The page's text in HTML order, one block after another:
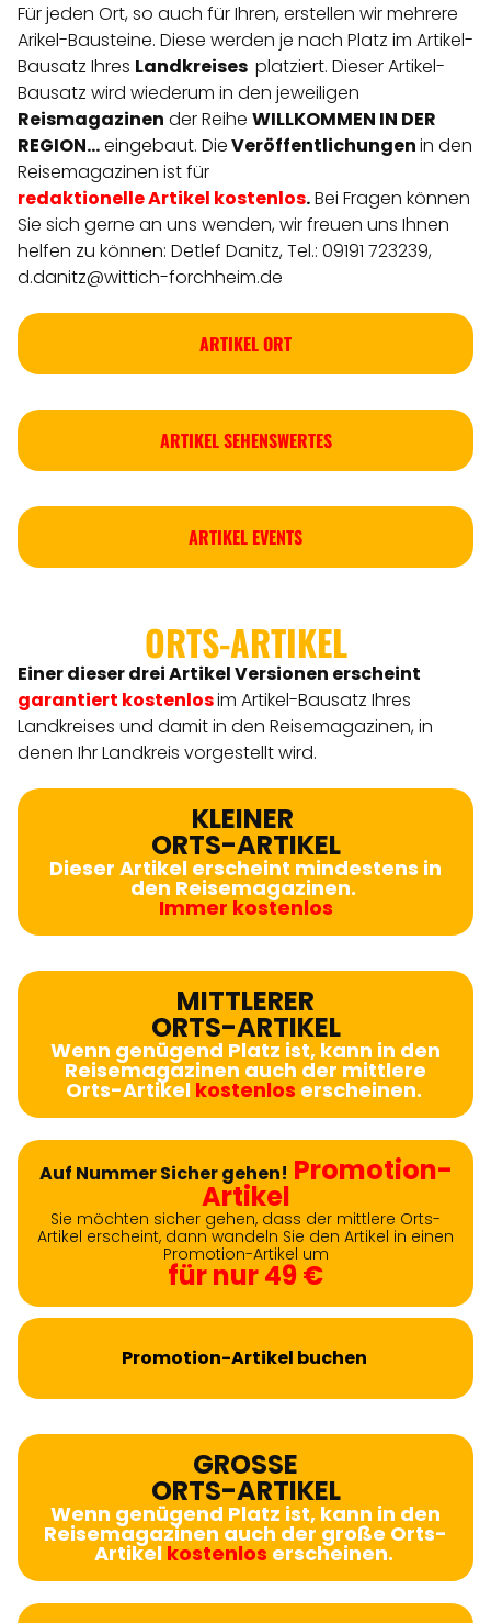
Für jeden Ort, so auch für Ihren, erstellen wir mehrere
Arikel-Bausteine. Diese werden je nach Platz im Artikel-
Bausatz Ihres Landkreises platziert. Dieser Artikel-
Bausatz wird wiederum in den jeweiligen
Reismagazinen der Reihe WILLKOMMEN IN DER
REGION...eingebaut. DieVeröffentlichungenin den
Reisemagazinen ist für
redaktionelleArtikel kostenlos.Bei Fragen können
Sie sich gerne an uns wenden, wir freuen uns Ihnen
helfen zu können: Detlef Danitz, Tel.: 09191 723239,
d.danitz@wittich-forchheim.de
ARTIKEL ORT
ARTIKEL SEHENSWERTES
ARTIKEL EVENTS
ORTS-ARTIKEL
Einer dieser drei Artikel Versionen erscheint
garantiert kostenlosim Artikel-Bausatz Ihres
Landkreises und damit in den Reisemagazinen, in
denen Ihr Landkreis vorgestellt wird.
KLEINER
ORTS-ARTIKEL
Dieser Artikel erscheint mindestens in
den Reisemagazinen.
Immer kostenlos
MITTLERER
ORTS-ARTIKEL
Wenn genügend Platz ist, kann in den
Reisemagazinen auch der mittlere
Orts-Artikel kostenlos erscheinen.
Auf Nummer Sicher gehen! Promotion-
Artikel
Sie möchten sicher gehen, dass der mittlere Orts-
Artikel erscheint, dann wandeln Sie den Artikel in einen
Promotion-Artikel um
für nur 49 €
Promotion-Artikel buchen
GROSSE
ORTS-ARTIKEL
Wenn genügend Platz ist, kann in den
Reisemagazinen auch der große Orts-
Artikel kostenlos erscheinen.